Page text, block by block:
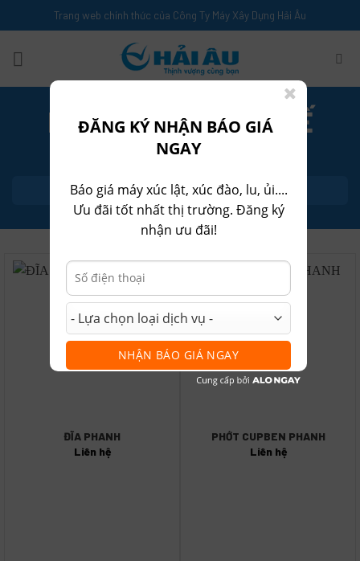
to
content
Trang web chính thức của Công Ty Máy Xây Dựng Hải Âu
PHỤ TÙNG THAY THẾ
LỌC
ĐĨA PHANH
Liên hệ
PHỚT CUPBEN PHANH
Liên hệ
ĐĂNG KÝ NHẬN BÁO GIÁ
NGAY
Báo giá máy xúc lật, xúc đào, lu, ủi....
Ưu đãi tốt nhất thị trường. Đăng ký
nhận ưu đãi!
NHẬN BÁO GIÁ NGAY